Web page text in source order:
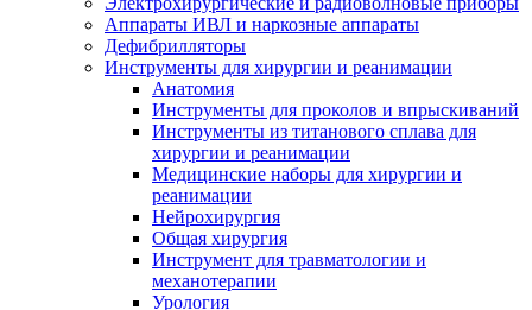
Аппараты ИВЛ и наркозные аппараты
Дефибрилляторы
Инструменты для хирургии и реанимации
Анатомия
Инструменты для проколов и впрыскиваний
Инструменты из титанового сплава для
хирургии и реанимации
Медицинские наборы для хирургии и
реанимации
Нейрохирургия
Общая хирургия
Инструмент для травматологии и
механотерапии
Урология